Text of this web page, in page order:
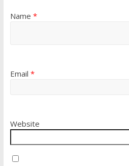
Name *
Email *
Website